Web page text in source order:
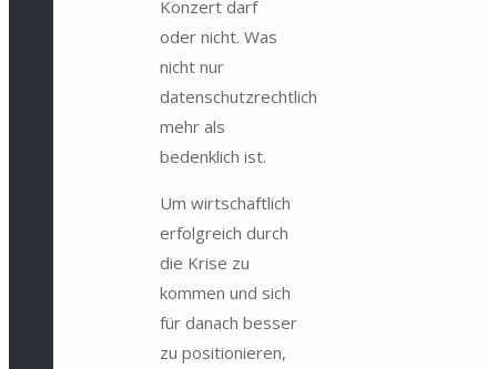
Konzert darf
oder nicht. Was
nicht nur
datenschutzrechtlich
mehr als
bedenklich ist.
Um wirtschaftlich
erfolgreich durch
die Krise zu
kommen und sich
für danach besser
zu positionieren,